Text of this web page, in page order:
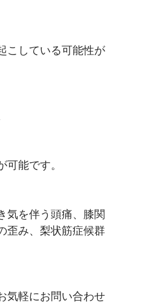
こしている可能性が
能です。
気を伴う頭痛、膝関
歪み、梨状筋症候群
気軽にお問い合わせ